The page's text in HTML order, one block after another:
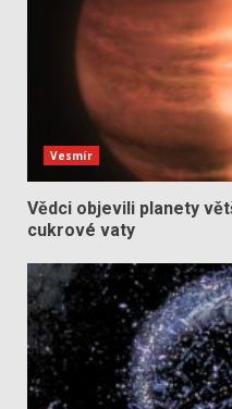
Vesmír
Vědci objevili planety
cukrové vaty